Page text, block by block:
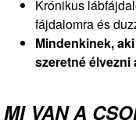
Krónikus
fájdalomra és
Mindenkinek,
szeretné élvezni
MI VAN A